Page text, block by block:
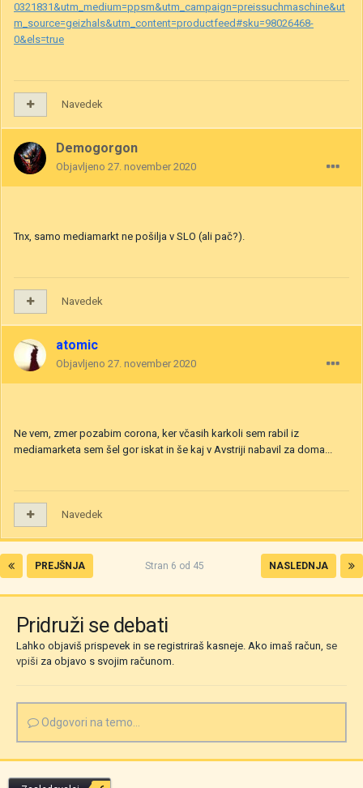
0321831&utm_medium=ppsm&utm_campaign=preissuchmaschine&ut
m_source=geizhals&utm_content=productfeed#sku=98026468-
0&els=true
Navedek
Demogorgon
Objavljeno 27. november 2020
Tnx, samo mediamarkt ne pošilja v SLO (ali pač?).
Navedek
atomic
Objavljeno 27. november 2020
Ne vem, zmer pozabim corona, ker včasih karkoli sem rabil iz
mediamarketa sem šel gor iskat in še kaj v Avstriji nabavil za doma...
Navedek
PREJŠNJA NASLEDNJA
Stran 6 od 45
Pridruži se debati
Lahko objaviš prispevek in se registriraš kasneje. Ako imaš račun, se
vpiši za objavo s svojim računom.
Odgovori na temo...